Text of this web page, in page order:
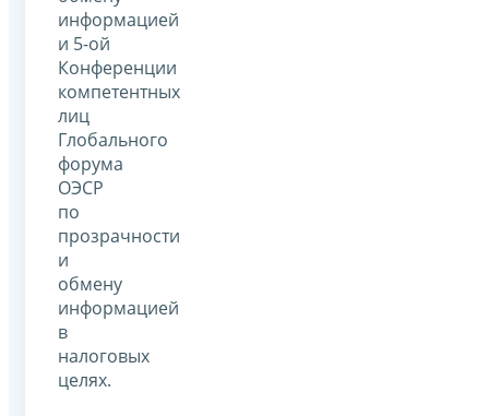
информацией
и 5-ой
Конференции
компетентных
лиц
Глобального
форума
ОЭСР
по
прозрачности
и
обмену
информацией
в
налоговых
целях.